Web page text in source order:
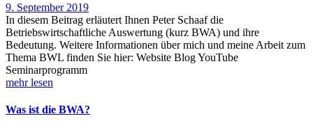
9. September 2019
In diesem Beitrag erläutert Ihnen Peter Schaaf die
Betriebswirtschaftliche Auswertung (kurz BWA) und ihre
Bedeutung. Weitere Informationen über mich und meine Arbeit zum
Thema BWL finden Sie hier: Website Blog YouTube
Seminarprogramm
mehr lesen
Was ist die BWA?